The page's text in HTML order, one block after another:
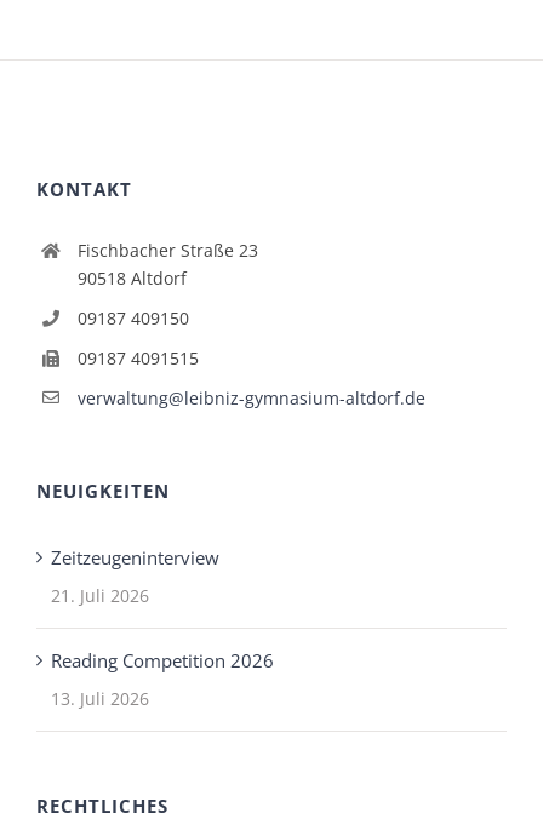
KONTAKT
Fischbacher Straße 23
90518 Altdorf
09187 409150
09187 4091515
verwaltung@leibniz-gymnasium-altdorf.de
NEUIGKEITEN
Zeitzeugeninterview
21. Juli 2026
Reading Competition 2026
13. Juli 2026
RECHTLICHES